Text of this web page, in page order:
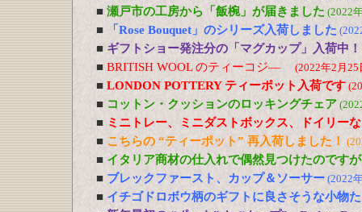
■ 瀬戸市の工房から「飯椀」が届きました (2022
■ 「Rose Bouquet」のシリーズ入荷しました
■ ギフトショー発注分の「マグカップ」入荷中！
■ BRITISH WOOL のティーコジ― (2022年2月25
■ LONDON POTTERY ティーポット入荷です
■ コットン・クッションのロッキングチェア
■ ミニトレー、ミニダストボックス、ドイリー
■ こちらの “ティーポット” 再入荷しました！
■ イタリア商材の仕入れで偶然見つけたのです
■ ブレックファースト、カップ＆ソーサー (2022
■ イチゴドロボウ柄のギフトに良さそうな小物